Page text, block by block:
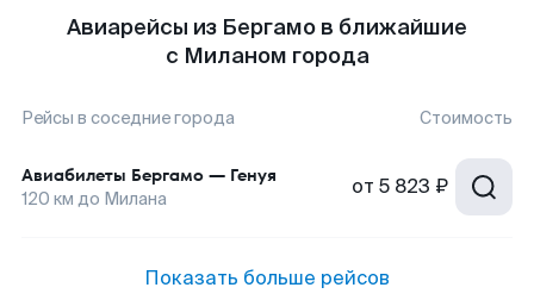
Авиарейсы из Бергамо в ближайшие
с Миланом города
Рейсы в соседние города Стоимость
Авиабилеты Бергамо — Генуя
120 км до Милана от 5 823 ₽
Показать больше рейсов